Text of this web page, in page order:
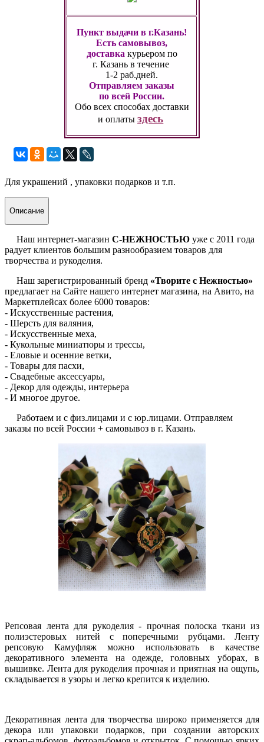
Пункт выдачи в г.Казань!
Есть самовывоз,
доставка курьером по
г. Казань в течение
1-2 раб.дней.
Отправляем заказы
по всей России.
Обо всех способах доставки
и оплатыздесь
Для украшений , упаковки подарков и т.п.
Описание
Наш интернет-магазин С-НЕЖНОСТЬЮ уже с 2011 года
радует клиентов большим разнообразием товаров для
творчества и рукоделия.
Наш зарегистрированный бренд «Творите с Нежностью»
предлагает на Сайте нашего интернет магазина, на Авито, на
Маркетплейсах более 6000 товаров:
- Искусственные растения,
- Шерсть для валяния,
- Искусственные меха,
- Кукольные миниатюры и трессы,
- Еловые и осенние ветки,
- Товары для пасхи,
- Свадебные аксессуары,
- Декор для одежды, интерьера
- И многое другое.
Работаем и с физ.лицами и с юр.лицами. Отправляем
заказы по всей России + самовывоз в г. Казань.
Репсовая лента для рукоделия - прочная полоска ткани из
полиэстеровых нитей с поперечными рубцами. Ленту
репсовую Камуфляж можно использовать в качестве
декоративного элемента на одежде, головных уборах, в
вышивке. Лента для рукоделия прочная и приятная на ощупь,
складывается в узоры и легко крепится к изделию.
Декоративная лента для творчества широко применяется для
декора или упаковки подарков, при создании авторских